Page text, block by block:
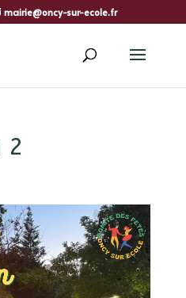
mairie@oncy-sur-ecole.fr
2